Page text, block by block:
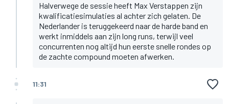
Halverwege de sessie heeft Max Verstappen zijn
kwalificatiesimulaties al achter zich gelaten. De
Nederlander is teruggekeerd naar de harde band en
werkt inmiddels aan zijn long runs, terwijl veel
concurrenten nog altijd hun eerste snelle rondes op
de zachte compound moeten afwerken.
11:31